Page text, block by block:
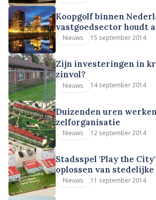
Koopgolf binnen
vastgoedsector houdt
Nieuws 15 september 2014
Zijn investeringen in
zinvol?
Nieuws 14 september 2014
Duizenden uren
zelforganisatie
Nieuws 12 september 2014
Stadsspel 'Play the
oplossen van
Nieuws 11 september 2014